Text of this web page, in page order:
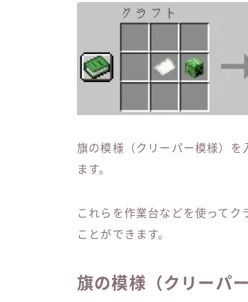
旗の模様（クリーパー模様）を
ます。
これらを作業台などを使ってク
ことができます。
旗の模様（クリーパ